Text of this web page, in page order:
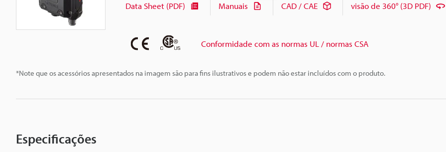
*Note que os acessórios apresentados na imagem são para fins ilustrativos e podem não estar incluídos com o produto.
Data Sheet (PDF) Manuais CAD / CAE visão de 360° (3D PDF)
Conformidade com as normas UL / normas CSA
Especificações